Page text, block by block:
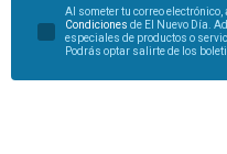
Al someter tu correo electrónico,
Condiciones de El Nuevo Día.
especiales de productos o
Podrás optar salirte de los